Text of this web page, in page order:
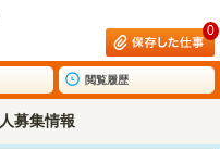
0
閲覧履歴
募集情報